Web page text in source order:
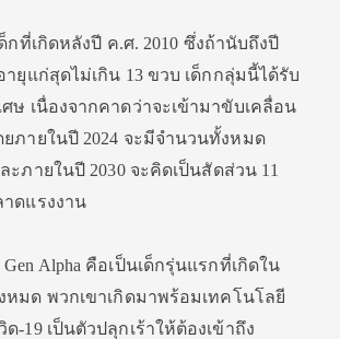
ด็กที่เกิดหลังปี ค.ศ. 2010 ซึ่งถ้านับถึงปี
ายุแก่สุดไม่เกิน 13 ขวบ เด็กกลุ่มนี้ได้รับ
ศษ เนื่องจากคาดว่าจะเข้ามาขับเคลื่อน
ภายในปี 2024 จะมีจำนวนทั้งหมด
ะภายในปี 2030 จะคิดเป็นสัดส่วน 11
าดแรงงาน
Alpha คือเป็นเด็กรุ่นแรกที่เกิดใน
หมด พวกเขาเกิดมาพร้อมเทคโนโลยี
-19 เป็นตัวปลุกเร้าให้ต้องเข้าถึง